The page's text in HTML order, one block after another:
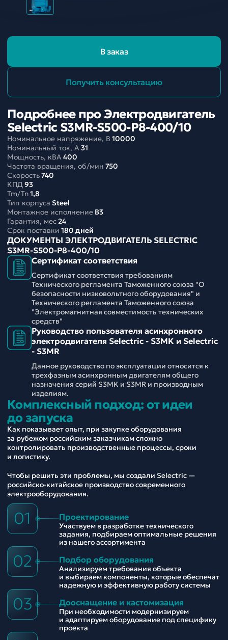
В заказ
Получить консультацию
Подробнее про Электродвигатель
Selectric S3MR-S500-P8-400/10
Номинальное напряжение, В 10000
Номинальный ток, A31
Мощность, кВА400
Частота вращения, об/мин 750
Скорость740
КПД93
Tm/Tn1,8
Тип корпуса Steel
Монтажное исполнение B3
Гарантия, мес24
Срок поставки 180 дней
ДОКУМЕНТЫ ЭЛЕКТРОДВИГАТЕЛЬ SELECTRIC
S3MR-S500-P8-400/10
Сертификат соответствия
Сертификат соответствия требованиям
Технического регламента Таможенного союза "О
безопасности низковольтного оборудования" и
Технического регламента Таможенного союза
"Электромагнитная совместимость технических
средств"
Руководство пользователя асинхронного
электродвигателя Selectric - S3MK и Selectric
- S3MR
Данное руководство по эксплуатации относится к
трехфазным асинхронным двигателям общего
назначения серий S3MK и S3MR и производным
изделиям.
Комплексный подход: от идеи
до запуска
Как показывает опыт, при закупке оборудования
за рубежом российским заказчикам сложно
контролировать производственные процессы, сроки
и логистику.
Чтобы решить эти проблемы, мы создали Selectric —
российско-китайское производство современного
электрооборудования.
01 Проектирование
Участвуем в разработке технического
задания, подбираем оптимальные решения
из нашего ассортимента
02 Подбор оборудования
Анализируем требования объекта
и выбираем компоненты, которые обеспечат
надежную и эффективную работу системы
03 Дооснащение и кастомизация
При необходимости модернизируем
и адаптируем оборудование под специфику
проекта